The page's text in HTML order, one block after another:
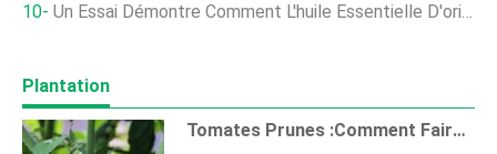
Un Essai Démontre Comment L'huile Essentielle D'origan Est Bénéfique Pour L'élevage De Poulettes
Plantation
Tomates Prunes :Comment Faire Pousser Des Tomates Prunes Dans Les Jardins Et Les Conteneurs